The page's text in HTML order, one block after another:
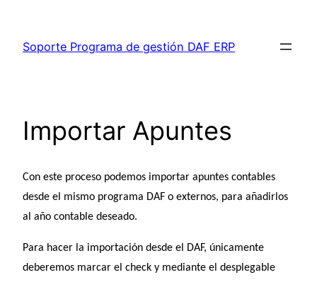
contenido
Soporte Programa de gestión DAF ERP
Importar Apuntes
Con este proceso podemos importar apuntes contables
desde el mismo programa DAF o externos, para añadirlos
al año contable deseado.
Para hacer la importación desde el DAF, únicamente
deberemos marcar el check y mediante el desplegable